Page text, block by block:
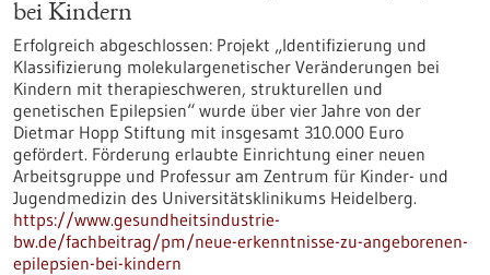
bei Kindern
Erfolgreich abgeschlossen: Projekt „Identifizierung und
Klassifizierung molekulargenetischer Veränderungen bei
Kindern mit therapieschweren, strukturellen und
genetischen Epilepsien“ wurde über vier Jahre von der
Dietmar Hopp Stiftung mit insgesamt 310.000 Euro
gefördert. Förderung erlaubte Einrichtung einer neuen
Arbeitsgruppe und Professur am Zentrum für Kinder- und
Jugendmedizin des Universitätsklinikums Heidelberg.
https://www.gesundheitsindustrie-
bw.de/fachbeitrag/pm/neue-erkenntnisse-zu-angeborenen-
epilepsien-bei-kindern